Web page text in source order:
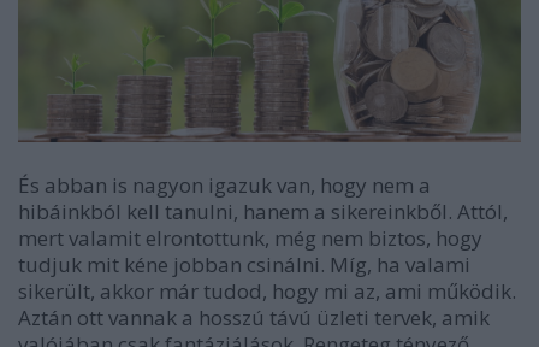
És abban is nagyon igazuk van, hogy nem a
hibáinkból kell tanulni, hanem a sikereinkből. Attól,
mert valamit elrontottunk, még nem biztos, hogy
tudjuk mit kéne jobban csinálni. Míg, ha valami
sikerült, akkor már tudod, hogy mi az, ami működik.
Aztán ott vannak a hosszú távú üzleti tervek, amik